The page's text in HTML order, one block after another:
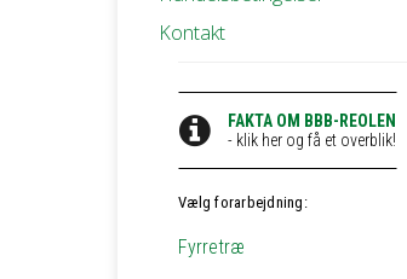
Kontakt
FAKTA OM BBB-REOLEN
- klik her og få et overblik!
Vælg forarbejdning:
Fyrretræ